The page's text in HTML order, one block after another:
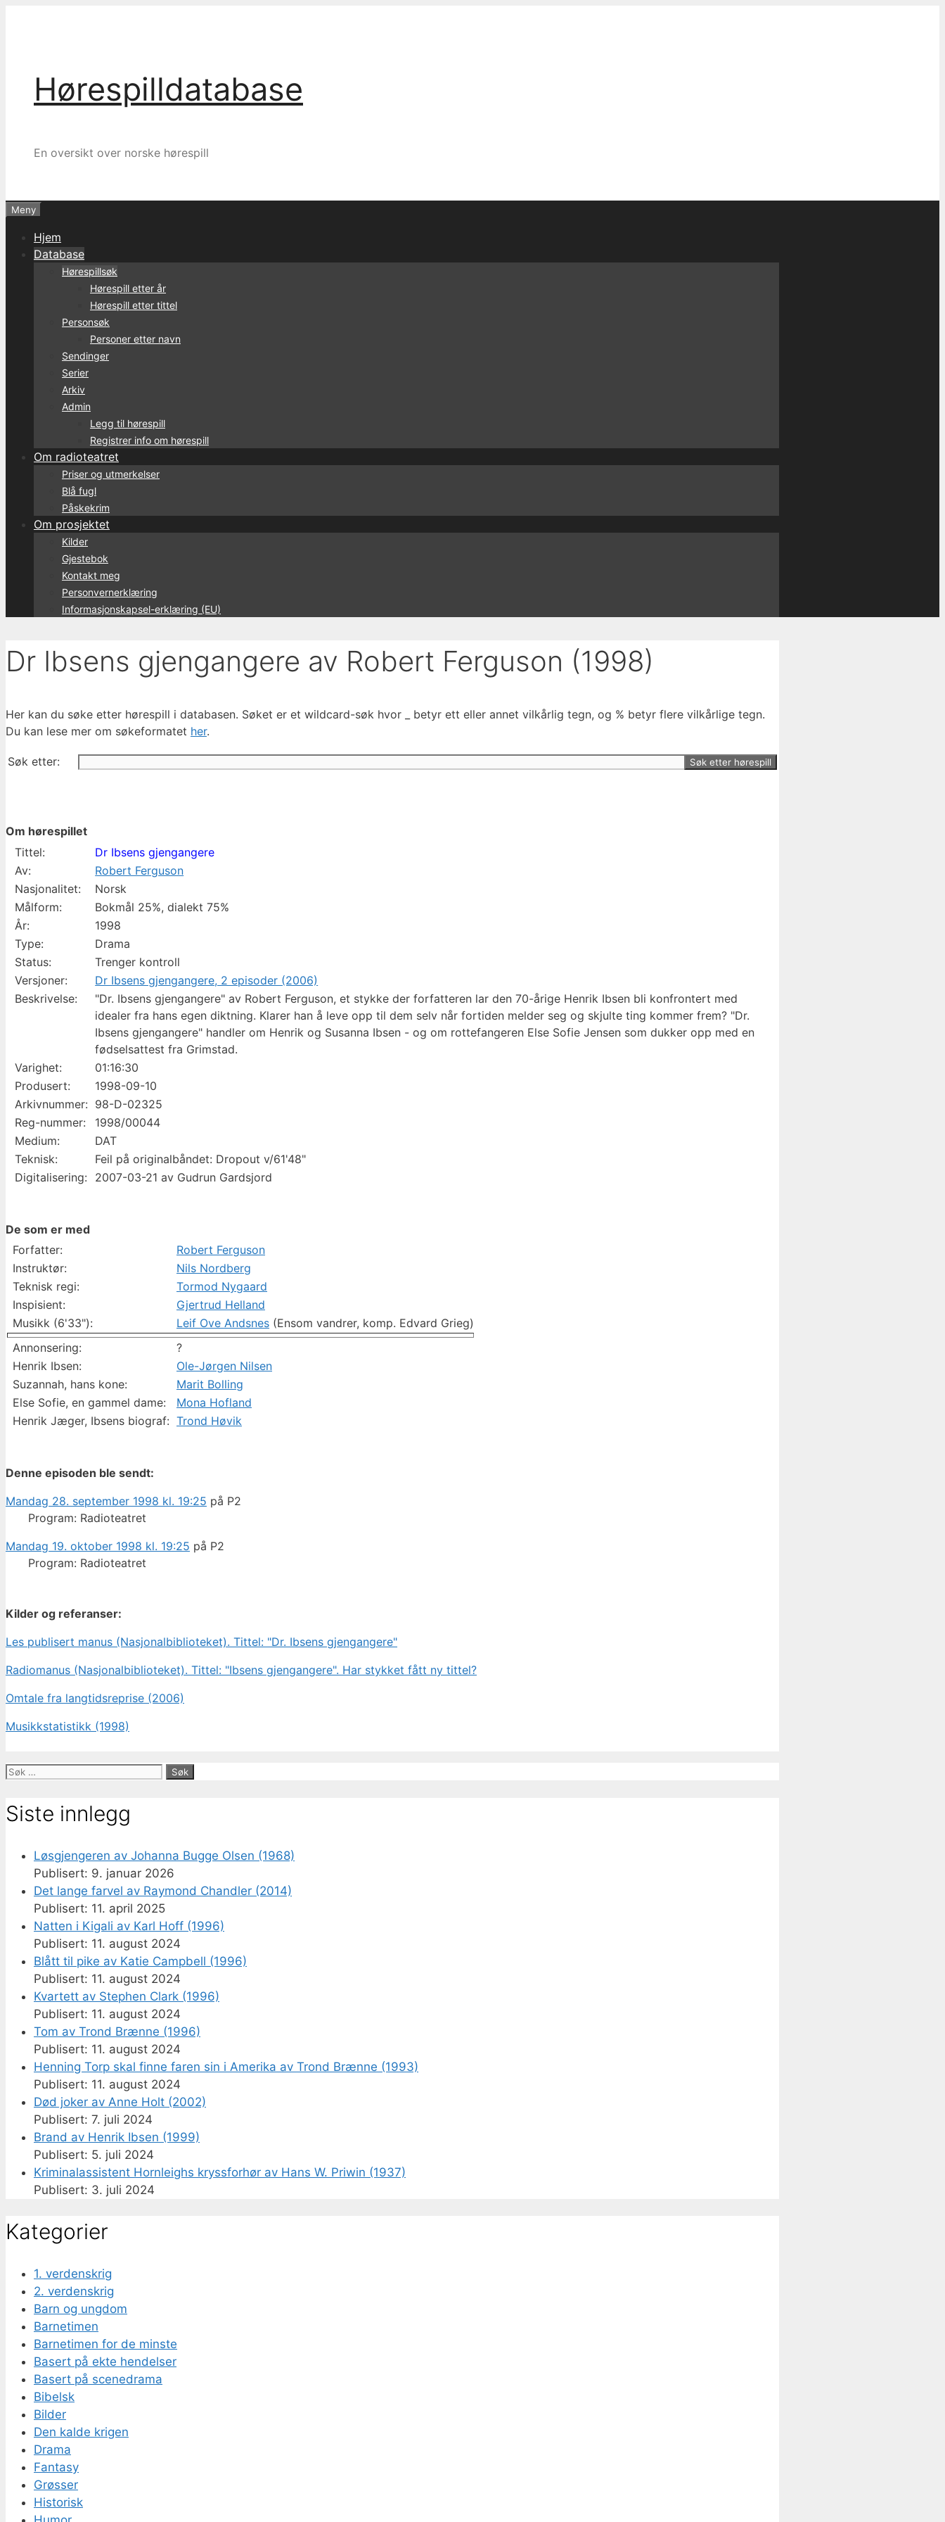
Hørespilldatabase
En oversikt over norske hørespill
Meny
Hjem
Database
Hørespillsøk
Hørespill etter år
Hørespill etter tittel
Personsøk
Personer etter navn
Sendinger
Serier
Arkiv
Admin
Legg til hørespill
Registrer info om hørespill
Om radioteatret
Priser og utmerkelser
Blå fugl
Påskekrim
Om prosjektet
Kilder
Gjestebok
Kontakt meg
Personvernerklæring
Informasjonskapsel-erklæring (EU)
Dr Ibsens gjengangere av Robert Ferguson (1998)
Her kan du søke etter hørespill i databasen. Søket er et wildcard-søk hvor _ betyr ett eller annet vilkårlig tegn, og % betyr flere vilkårlige tegn.
Du kan lese mer om søkeformatet her.
Søk etter:
Om hørespillet
Tittel:
Dr Ibsens gjengangere
Av:
Robert Ferguson
Nasjonalitet:
Norsk
Målform:
Bokmål 25%, dialekt 75%
År:
1998
Type:
Drama
Status:
Trenger kontroll
Versjoner:
Dr Ibsens gjengangere, 2 episoder (2006)
Beskrivelse:
"Dr. Ibsens gjengangere" av Robert Ferguson, et stykke der forfatteren lar den 70-årige Henrik Ibsen bli konfrontert med
idealer fra hans egen diktning. Klarer han å leve opp til dem selv når fortiden melder seg og skjulte ting kommer frem? "Dr.
Ibsens gjengangere" handler om Henrik og Susanna Ibsen - og om rottefangeren Else Sofie Jensen som dukker opp med en
fødselsattest fra Grimstad.
Varighet:
01:16:30
Produsert:
1998-09-10
Arkivnummer: 98-D-02325
Reg-nummer:
1998/00044
Medium:
DAT
Teknisk:
Feil på originalbåndet: Dropout v/61'48"
Digitalisering:
2007-03-21 av Gudrun Gardsjord
De som er med
Forfatter:
Robert Ferguson
Instruktør:
Nils Nordberg
Teknisk regi:
Tormod Nygaard
Inspisient:
Gjertrud Helland
Musikk (6'33"):
Leif Ove Andsnes (Ensom vandrer, komp. Edvard Grieg)
Annonsering:
?
Henrik Ibsen:
Ole-Jørgen Nilsen
Suzannah, hans kone:
Marit Bolling
Else Sofie, en gammel dame:
Mona Hofland
Henrik Jæger, Ibsens biograf: Trond Høvik
Denne episoden ble sendt:
Mandag 28. september 1998 kl. 19:25 på P2
Program: Radioteatret
Mandag 19. oktober 1998 kl. 19:25 på P2
Program: Radioteatret
Kilder og referanser:
Les publisert manus (Nasjonalbiblioteket). Tittel: "Dr. Ibsens gjengangere"
Radiomanus (Nasjonalbiblioteket). Tittel: "Ibsens gjengangere". Har stykket fått ny tittel?
Omtale fra langtidsreprise (2006)
Musikkstatistikk (1998)
Søk
Siste innlegg
Løsgjengeren av Johanna Bugge Olsen (1968)
9. januar 2026
Det lange farvel av Raymond Chandler (2014)
11. april 2025
Natten i Kigali av Karl Hoff (1996)
11. august 2024
Blått til pike av Katie Campbell (1996)
11. august 2024
Kvartett av Stephen Clark (1996)
11. august 2024
Tom av Trond Brænne (1996)
11. august 2024
Henning Torp skal finne faren sin i Amerika av Trond Brænne (1993)
11. august 2024
Død joker av Anne Holt (2002)
7. juli 2024
Brand av Henrik Ibsen (1999)
5. juli 2024
Kriminalassistent Hornleighs kryssforhør av Hans W. Priwin (1937)
3. juli 2024
Kategorier
1. verdenskrig
2. verdenskrig
Barn og ungdom
Barnetimen
Barnetimen for de minste
Basert på ekte hendelser
Basert på scenedrama
Bibelsk
Bilder
Den kalde krigen
Drama
Fantasy
Grøsser
Historisk